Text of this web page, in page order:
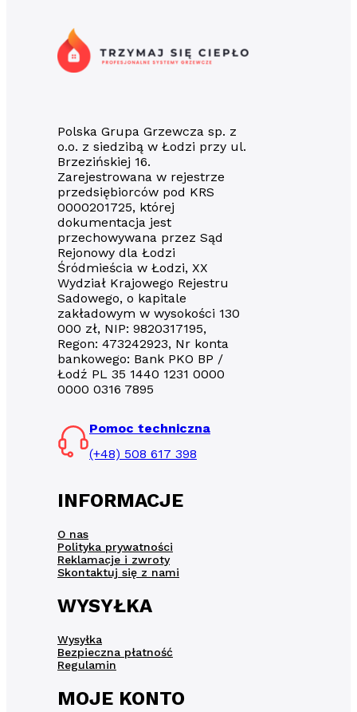
Polska Grupa Grzewcza sp. z
o.o. z siedzibą w Łodzi przy ul.
Brzezińskiej 16.
Zarejestrowana w rejestrze
przedsiębiorców pod KRS
0000201725, której
dokumentacja jest
przechowywana przez Sąd
Rejonowy dla Łodzi
Śródmieścia w Łodzi, XX
Wydział Krajowego Rejestru
Sadowego, o kapitale
zakładowym w wysokości 130
000 zł, NIP: 9820317195,
Regon: 473242923, Nr konta
bankowego: Bank PKO BP /
Łodź PL 35 1440 1231 0000
0000 0316 7895
Pomoc techniczna
(+48) 508 617 398
INFORMACJE
O nas
Polityka prywatności
Reklamacje i zwroty
Skontaktuj się z nami
WYSYŁKA
Wysyłka
Bezpieczna płatność
Regulamin
MOJE KONTO